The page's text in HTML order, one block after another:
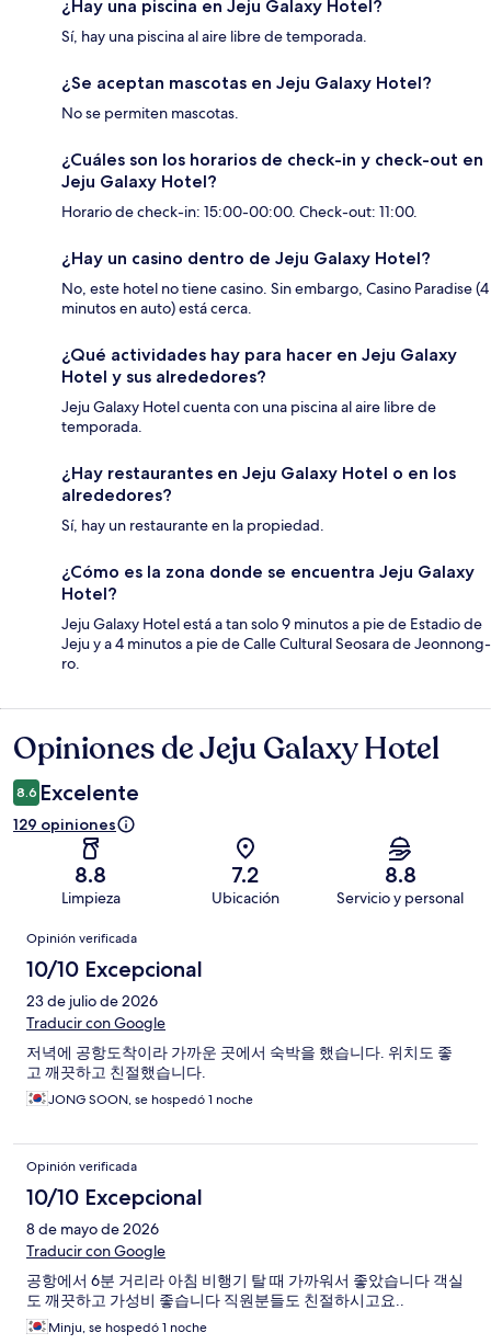
¿Hay una piscina en Jeju Galaxy Hotel?
Sí, hay una piscina al aire libre de temporada.
¿Se aceptan mascotas en Jeju Galaxy Hotel?
No se permiten mascotas.
¿Cuáles son los horarios de check-in y check-out en
Jeju Galaxy Hotel?
Horario de check-in: 15:00-00:00. Check-out: 11:00.
¿Hay un casino dentro de Jeju Galaxy Hotel?
No, este hotel no tiene casino. Sin embargo, Casino Paradise (4
minutos en auto) está cerca.
¿Qué actividades hay para hacer en Jeju Galaxy
Hotel y sus alrededores?
Jeju Galaxy Hotel cuenta con una piscina al aire libre de
temporada.
¿Hay restaurantes en Jeju Galaxy Hotel o en los
alrededores?
Sí, hay un restaurante en la propiedad.
¿Cómo es la zona donde se encuentra Jeju Galaxy
Hotel?
Jeju Galaxy Hotel está a tan solo 9 minutos a pie de Estadio de
Jeju y a 4 minutos a pie de Calle Cultural Seosara de Jeonnong-
ro.
Opiniones
Opiniones de Jeju Galaxy Hotel
8.6 Excelente
129 opiniones
8.8
Limpieza
7.2
Ubicación
8.8
Servicio y personal
Opiniones
Opinión verificada
10/10 Excepcional
23 de julio de 2026
Traducir con Google
저녁에 공항도착이라 가까운 곳에서 숙박을 했습니다. 위치도 좋
고 깨끗하고 친절했습니다.
JONG SOON, se hospedó 1 noche
Opinión verificada
10/10 Excepcional
8 de mayo de 2026
Traducir con Google
공항에서 6분 거리라 아침 비행기 탈 때 가까워서 좋았습니다 객실
도 깨끗하고 가성비 좋습니다 직원분들도 친절하시고요..
Minju, se hospedó 1 noche